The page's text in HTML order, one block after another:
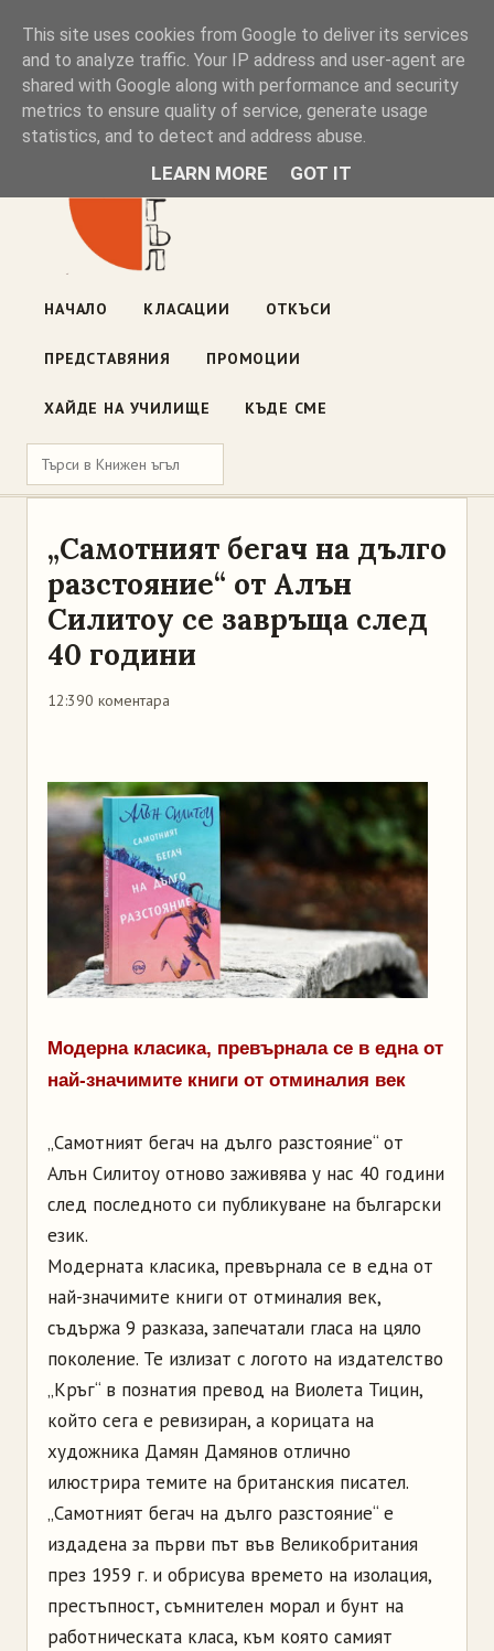
Книжен ъгъл
Блог на книжарницата — класации, откъси, нови книги
ул. „Оборище" 117, София· пон–пет 10:00–19:00 ·
НАЧАЛО КЛАСАЦИИ ОТКЪСИ
ПРЕДСТАВЯНИЯ ПРОМОЦИИ
ХАЙДЕ НА УЧИЛИЩЕ КЪДЕ СМЕ
„Самотният бегач на дълго
разстояние“ от Алън
Силитоу се завръща след
40 години
12:390 коментара
Модерна класика, превърнала се в една от
най-значимите книги от отминалия век
„Самотният бегач на дълго разстояние“ от
Алън Силитоу отново заживява у нас 40 години
след последното си публикуване на български
език.
Модерната класика, превърнала се в една от
най-значимите книги от отминалия век,
съдържа 9 разказа, запечатали гласа на цяло
поколение. Те излизат с логото на издателство
„Кръг“ в познатия превод на Виолета Тицин,
който сега е ревизиран, а корицата на
художника Дамян Дамянов отлично
илюстрира темите на британския писател.
„Самотният бегач на дълго разстояние“ е
издадена за първи път във Великобритания
през 1959 г. и обрисува времето на изолация,
престъпност, съмнителен морал и бунт на
работническата класа, към която самият
This site uses cookies from Google to deliver its services
and to analyze traffic. Your IP address and user-agent are
shared with Google along with performance and security
metrics to ensure quality of service, generate usage
statistics, and to detect and address abuse.
LEARN MORE GOT IT